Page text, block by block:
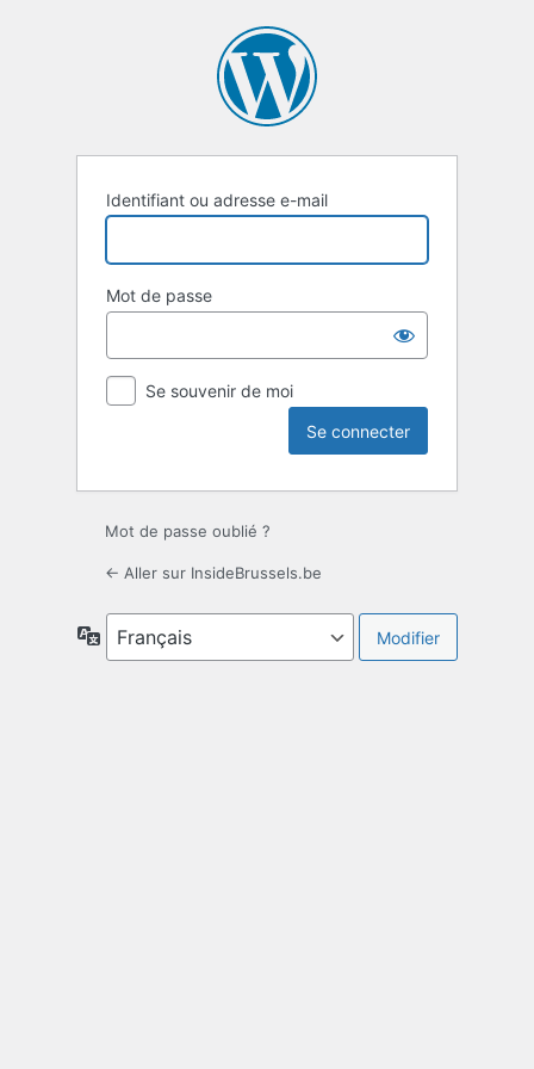
Identifiant ou adresse e-mail
Mot de passe
Se souvenir de moi
Mot de passe oublié ?
← Aller sur InsideBrussels.be
Langue